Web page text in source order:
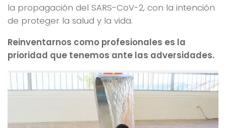
la propagación del SARS-CoV-2, con la intención
de proteger la salud y la vida.
Reinventarnos como profesionales es la
prioridad que tenemos ante las adversidades.